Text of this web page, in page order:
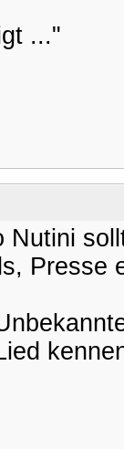
..."
Nutini
Presse